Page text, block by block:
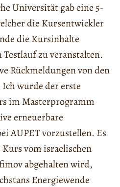
Universität gab eine 5-
die Kursentwickler
die Kursinhalte
zu veranstalten.
Rückmeldungen von den
wurde der erste
im Masterprogramm
erneuerbare
AUPET vorzustellen. Es
vom israelischen
abgehalten wird,
Energiewende